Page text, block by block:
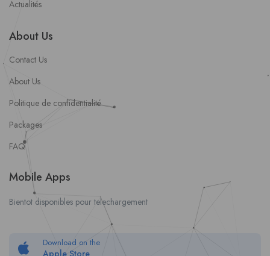
Actualités
About Us
Contact Us
About Us
Politique de confidentialité
Packages
FAQ
Mobile Apps
Bientot disponibles pour telechargement
Download on the